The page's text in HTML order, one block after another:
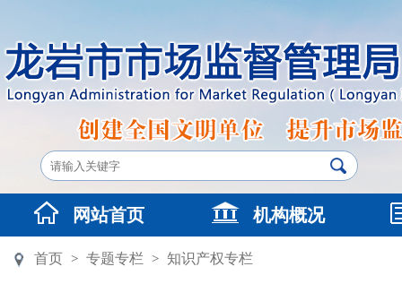
网站首页 机构概况
首页 > 专题专栏 > 知识产权专栏